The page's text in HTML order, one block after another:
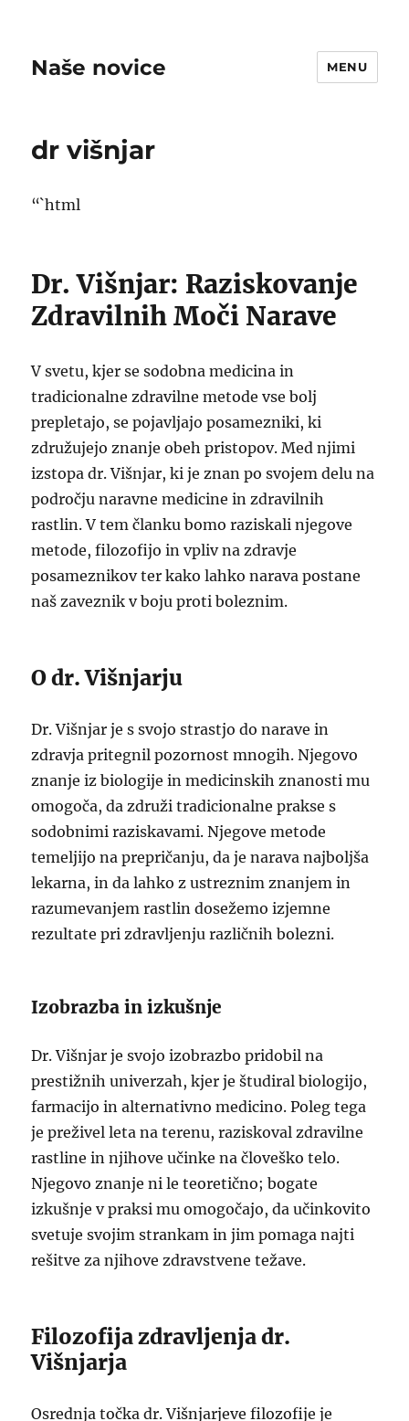
Naše novice MENU
dr višnjar
“`html
Dr. Višnjar: Raziskovanje
Zdravilnih Moči Narave
V svetu, kjer se sodobna medicina in
tradicionalne zdravilne metode vse bolj
prepletajo, se pojavljajo posamezniki, ki
združujejo znanje obeh pristopov. Med njimi
izstopa dr. Višnjar, ki je znan po svojem delu na
področju naravne medicine in zdravilnih
rastlin. V tem članku bomo raziskali njegove
metode, filozofijo in vpliv na zdravje
posameznikov ter kako lahko narava postane
naš zaveznik v boju proti boleznim.
O dr. Višnjarju
Dr. Višnjar je s svojo strastjo do narave in
zdravja pritegnil pozornost mnogih. Njegovo
znanje iz biologije in medicinskih znanosti mu
omogoča, da združi tradicionalne prakse s
sodobnimi raziskavami. Njegove metode
temeljijo na prepričanju, da je narava najboljša
lekarna, in da lahko z ustreznim znanjem in
razumevanjem rastlin dosežemo izjemne
rezultate pri zdravljenju različnih bolezni.
Izobrazba in izkušnje
Dr. Višnjar je svojo izobrazbo pridobil na
prestižnih univerzah, kjer je študiral biologijo,
farmacijo in alternativno medicino. Poleg tega
je preživel leta na terenu, raziskoval zdravilne
rastline in njihove učinke na človeško telo.
Njegovo znanje ni le teoretično; bogate
izkušnje v praksi mu omogočajo, da učinkovito
svetuje svojim strankam in jim pomaga najti
rešitve za njihove zdravstvene težave.
Filozofija zdravljenja dr.
Višnjarja
Osrednja točka dr. Višnjarjeve filozofije je